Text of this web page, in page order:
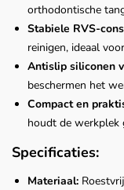
orthodontische
Stabiele RVS-
reinigen, ideaal
Antislip siliconen
beschermen het
Compact en
houdt de werkplek
Specificaties:
Materiaal: